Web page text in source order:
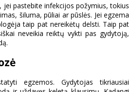
jei pastebite infekcijos požymius, tokius
šiluma, pūliai ar pūslės. Jei egzema
taip pat nereikėtų delsti. Taip pat
neveikia reiktų vykti pas gydytoją,
egzemos. Gydytojas tikriausiai